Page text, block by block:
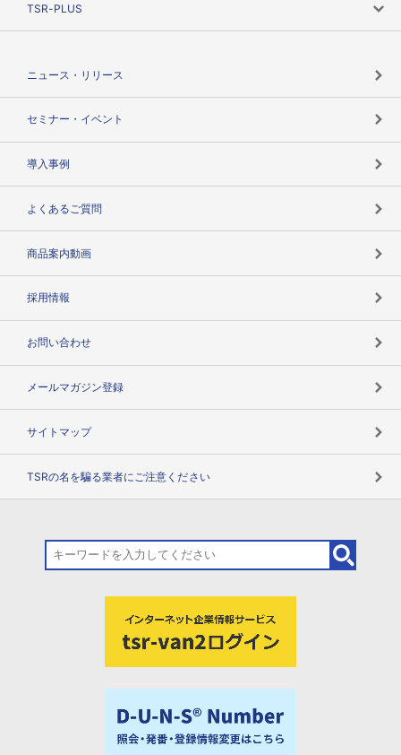
TSR-PLUS
ニュース・リリース
セミナー・イベント
導入事例
よくあるご質問
商品案内動画
採用情報
お問い合わせ
メールマガジン登録
サイトマップ
TSRの名を騙る業者にご注意ください